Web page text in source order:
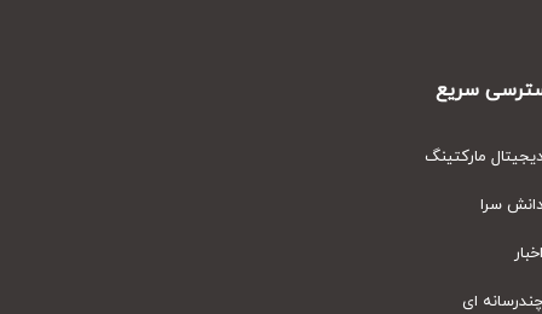
سریع
مارکتینگ
سرا
ای